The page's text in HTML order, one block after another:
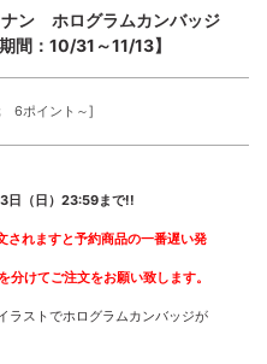
ナン ホログラムカンバッジ
：10/31～11/13】
6ポイント～]
日（日）23:59まで!!
されますと予約商品の一番遅い発
けてご注文をお願い致します。
ラストでホログラムカンバッジが